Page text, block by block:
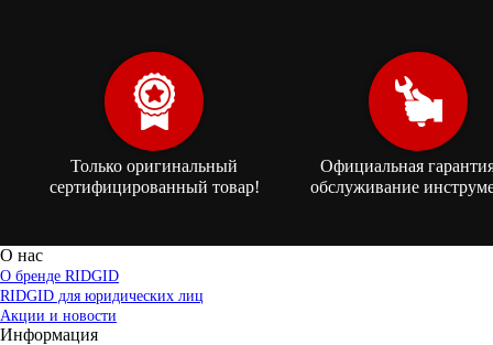
Только оригинальный
сертифицированный товар!
Официальная
обслуживание
О нас
О бренде RIDGID
RIDGID для юридических лиц
Акции и новости
Информация